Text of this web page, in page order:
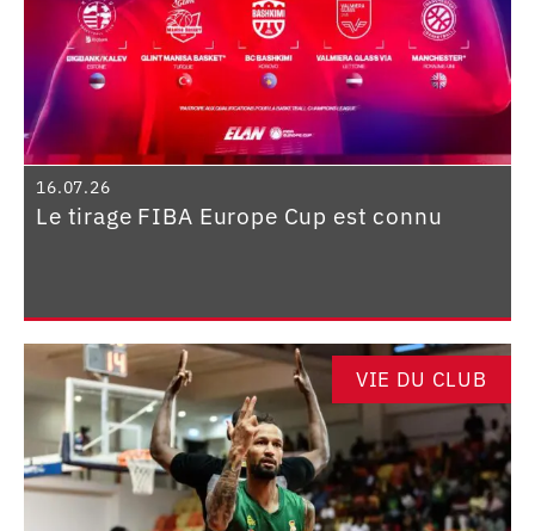
16.07.26
Le tirage FIBA Europe Cup est connu
VIE DU CLUB